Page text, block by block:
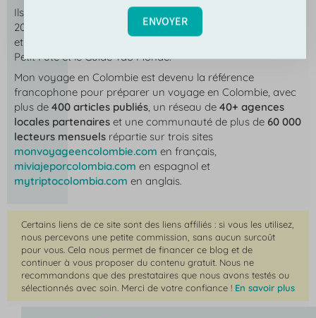
Ils sont les auteurs du
Guide Évasion Colombie
2024) et du
Guide Simplissime Colombie
et leur blog est recommandé par le Guide Vert Michelin, le
Petit Futé et le Guide Tao Monde.
Mon voyage en Colombie est devenu la référence
francophone pour préparer un voyage en Colombie, avec
plus de 400 articles publiés , un réseau de 40+ agences
locales partenaires et une communauté de plus de 60 000
lecteurs mensuels répartie sur trois sites
monvoyageencolombie.com en français,
miviajeporcolombia.com en espagnol et
mytriptocolombia.com en anglais.
Certains liens de ce site sont des liens affiliés : si vous les utilisez,
nous percevons une petite commission, sans aucun surcoût
pour vous. Cela nous permet de financer ce blog et de
continuer à vous proposer du contenu gratuit. Nous ne
recommandons que des prestataires que nous avons testés ou
sélectionnés avec soin. Merci de votre confiance ! En savoir plus
ENVOYER